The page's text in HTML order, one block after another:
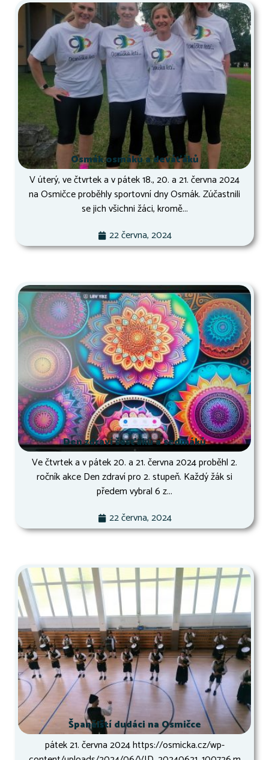
Osmák osmáků a deváťáků
V úterý, ve čtvrtek a v pátek 18., 20. a 21. června 2024
na Osmičce proběhly sportovní dny Osmák. Zúčastnili
se jich všichni žáci, kromě...
22 června, 2024
Den zdraví šesťáků a sedmáků
Ve čtvrtek a v pátek 20. a 21. června 2024 proběhl 2.
ročník akce Den zdraví pro 2. stupeň. Každý žák si
předem vybral 6 z...
22 června, 2024
Španělští dudáci na Osmičce
pátek 21. června 2024 https://osmicka.cz/wp-